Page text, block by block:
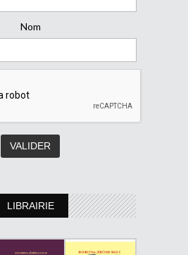
Nom
LIBRAIRIE